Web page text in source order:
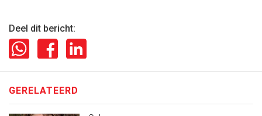
Deel dit bericht:
GERELATEERD